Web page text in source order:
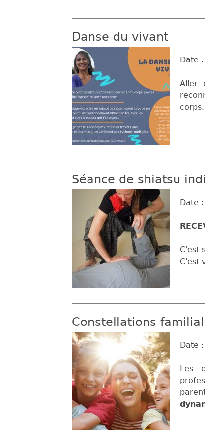
Danse du vivant
Date :
Aller
Séance de shiatsu
Date :
C'est
C'est
Constellations
Date :
Les